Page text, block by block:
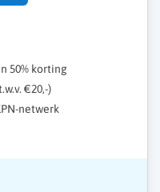
50% korting
€20,-)
netwerk